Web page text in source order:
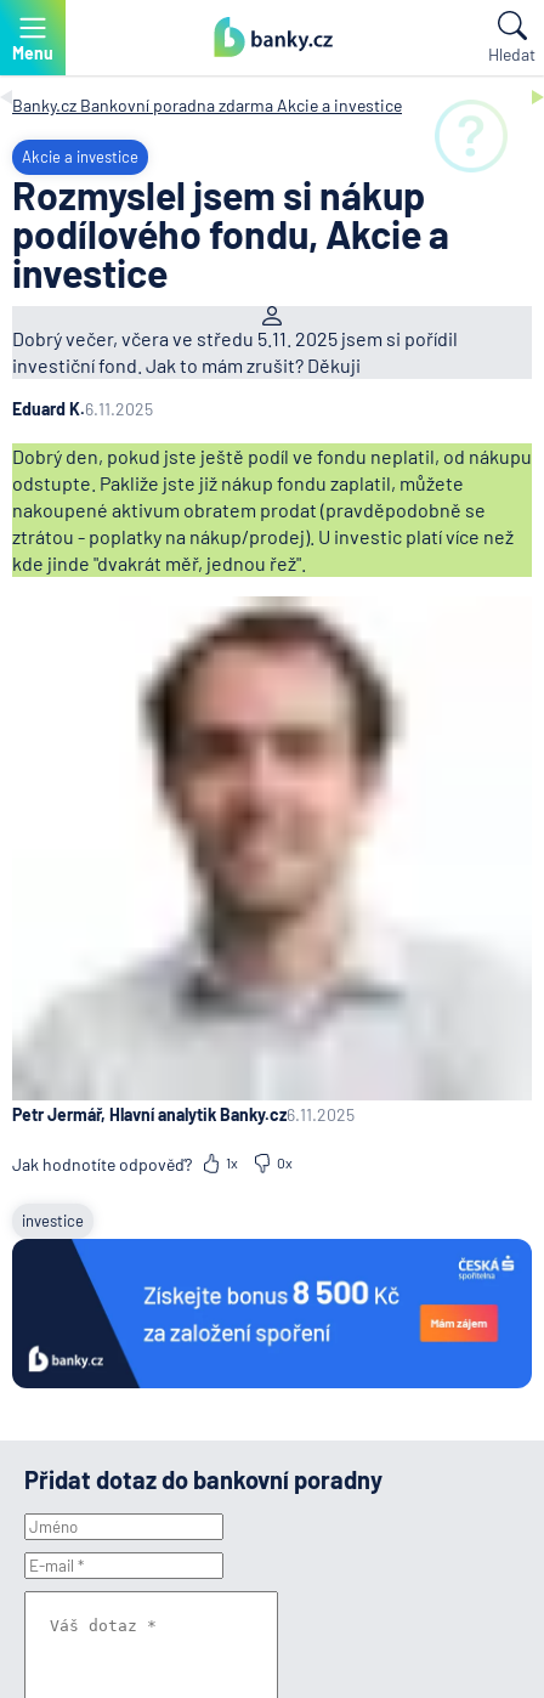
Menu Hledat
Banky.cz Bankovní poradna zdarma Akcie a investice
Akcie a investice
Rozmyslel jsem si nákup
podílového fondu, Akcie a
investice
Dobrý večer, včera ve středu 5.11. 2025 jsem si pořídil
investiční fond. Jak to mám zrušit? Děkuji
Eduard K.6.11.2025
Dobrý den, pokud jste ještě podíl ve fondu neplatil, od nákupu
odstupte. Pakliže jste již nákup fondu zaplatil, můžete
nakoupené aktivum obratem prodat (pravděpodobně se
ztrátou - poplatky na nákup/prodej). U investic platí více než
kde jinde "dvakrát měř, jednou řež".
Petr Jermář, Hlavní analytik Banky.cz6.11.2025
Jak hodnotíte odpověď? 1x 0x
investice
Přidat dotaz do bankovní poradny